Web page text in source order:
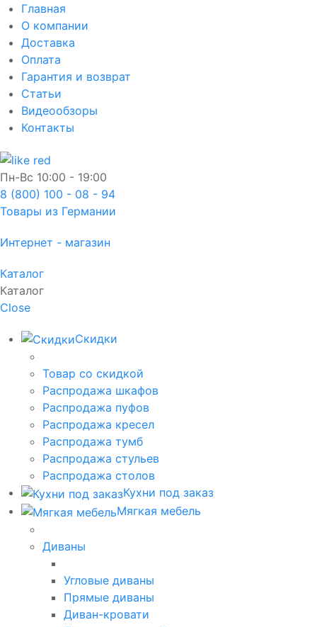
Главная
О компании
Доставка
Оплата
Гарантия и возврат
Статьи
Видеообзоры
Контакты
Пн-Вс 10:00 - 19:00
8 (800) 100 - 08 - 94
Товары из Германии
Интернет - магазин
Каталог
Каталог
Close
Скидки
Товар со скидкой
Распродажа шкафов
Распродажа пуфов
Распродажа кресел
Распродажа тумб
Распродажа стульев
Распродажа столов
Кухни под заказ
Мягкая мебель
Диваны
Угловые диваны
Прямые диваны
Диван-кровати